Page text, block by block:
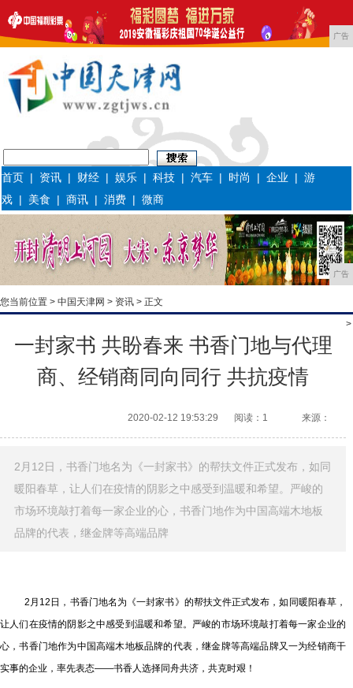
广告
首页 | 资讯 | 财经 |娱乐 |科技 |汽车 | 时尚 |企业 |游
戏 | 美食 |商讯 |消费 |微商
广告
您当前位置 > 中国天津网 > 资讯 > 正文
>
一封家书 共盼春来 书香门地与代理
商、经销商同向同行 共抗疫情
2020-02-12 19:53:29 阅读：1 来源：
2月12日，书香门地名为《一封家书》的帮扶文件正式发布，如同
暖阳春草，让人们在疫情的阴影之中感受到温暖和希望。严峻的
市场环境敲打着每一家企业的心，书香门地作为中国高端木地板
品牌的代表，继金牌等高端品牌
2月12日，书香门地名为《一封家书》的帮扶文件正式发布，如同暖阳春草，
让人们在疫情的阴影之中感受到温暖和希望。严峻的市场环境敲打着每一家企业的
心，书香门地作为中国高端木地板品牌的代表，继金牌等高端品牌又一为经销商干
实事的企业，率先表态——书香人选择同舟共济，共克时艰！